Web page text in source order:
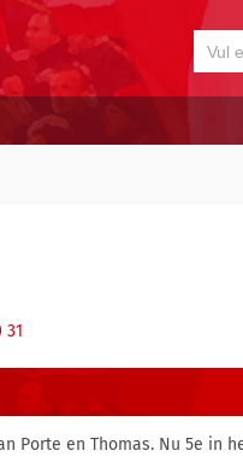
31
Porte en Thomas. Nu 5e in